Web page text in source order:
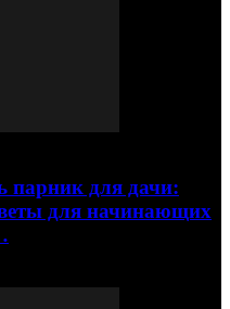
парник для дачи:
для начинающих